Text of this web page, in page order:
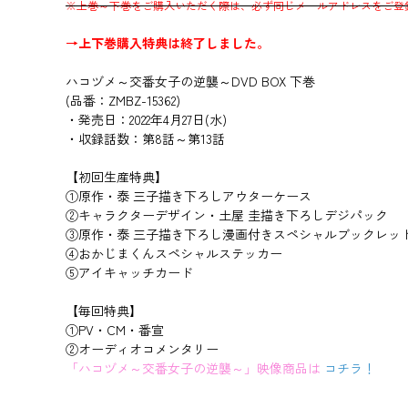
※上巻～下巻をご購入いただく際は、必ず同じメールアドレスをご登
→上下巻購入特典は終了しました。
ハコヅメ～交番女子の逆襲～DVD BOX 下巻
(品番：ZMBZ-15362)
・発売日：2022年4月27日(水)
・収録話数：第8話～第13話
【初回生産特典】
①原作・泰 三子描き下ろしアウターケース
②キャラクターデザイン・土屋 圭描き下ろしデジパック
③原作・泰 三子描き下ろし漫画付きスペシャルブックレッ
④おかじまくんスペシャルステッカー
⑤アイキャッチカード
【毎回特典】
①PV・CM・番宣
②オーディオコメンタリー
「ハコヅメ～交番女子の逆襲～」映像商品は コチラ！